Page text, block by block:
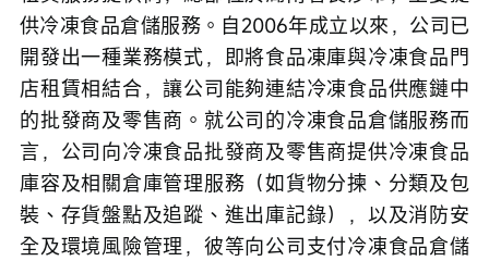
供冷凍食品倉儲服務。自2006年成立以來，公司已
開發出一種業務模式，即將食品凍庫與冷凍食品門
店租賃相結合，讓公司能夠連結冷凍食品供應鏈中
的批發商及零售商。就公司的冷凍食品倉儲服務而
言，公司向冷凍食品批發商及零售商提供冷凍食品
庫容及相關倉庫管理服務（如貨物分揀、分類及包
裝、存貨盤點及追蹤、進出庫記錄），以及消防安
全及環境風險管理，彼等向公司支付冷凍食品倉儲